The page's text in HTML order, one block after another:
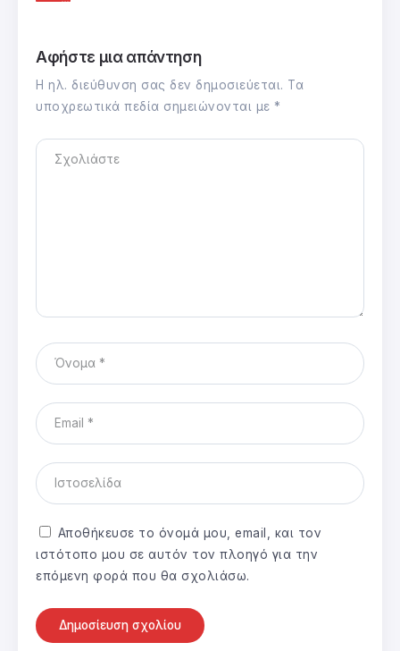
Αφήστε μια απάντηση
Η ηλ. διεύθυνση σας δεν δημοσιεύεται. Τα
υποχρεωτικά πεδία σημειώνονται με *
Αποθήκευσε το όνομά μου, email, και τον
ιστότοπο μου σε αυτόν τον πλοηγό για την
επόμενη φορά που θα σχολιάσω.